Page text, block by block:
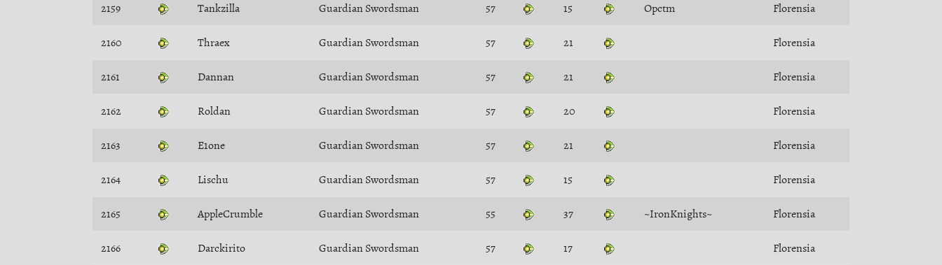
2159 Tankzilla Guardian Swordsman 57 15 Opctm Florensia
2160 Thraex Guardian Swordsman 57 21 Florensia
2161 Dannan Guardian Swordsman 57 21 Florensia
2162 Roldan Guardian Swordsman 57 20 Florensia
2163 E1one Guardian Swordsman 57 21 Florensia
2164 Lischu Guardian Swordsman 57 15 Florensia
2165 AppleCrumble Guardian Swordsman 55 37 ~IronKnights~ Florensia
2166 Darckirito Guardian Swordsman 57 17 Florensia